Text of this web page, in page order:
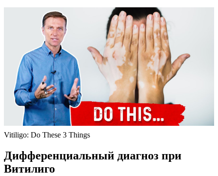
Vitiligo: Do These 3 Things
Дифференциальный диагноз при
Витилиго